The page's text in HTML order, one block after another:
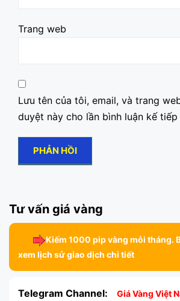
Trang web
Lưu tên của tôi, email, và trang
duyệt này cho lần bình luận kế
Tư vấn giá vàng
Kiếm 1000 pip vàng mỗi tháng.
xem lịch sử giao dịch chi tiết
Telegram Channel: Giá Vàng Việt